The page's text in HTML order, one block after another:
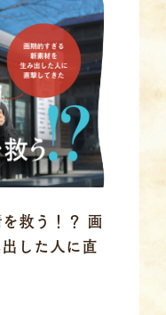
救う！？ 画
した人に直